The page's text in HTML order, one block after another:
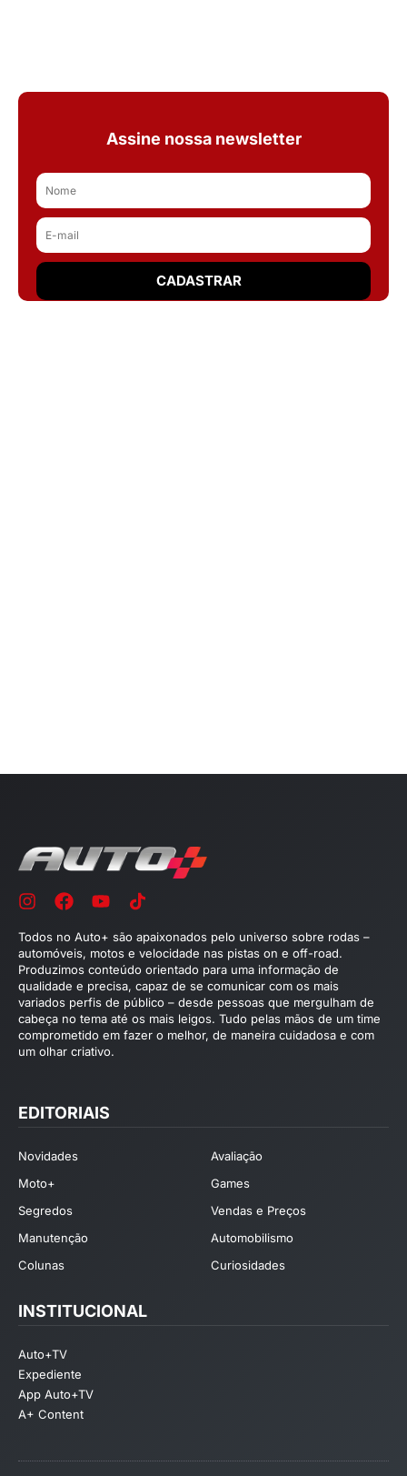
Assine nossa newsletter
Todos no Auto+ são apaixonados pelo universo sobre rodas –
automóveis, motos e velocidade nas pistas on e off-road.
Produzimos conteúdo orientado para uma informação de
qualidade e precisa, capaz de se comunicar com os mais
variados perfis de público – desde pessoas que mergulham de
cabeça no tema até os mais leigos. Tudo pelas mãos de um time
comprometido em fazer o melhor, de maneira cuidadosa e com
um olhar criativo.
EDITORIAIS
Novidades
Avaliação
Moto+
Games
Segredos
Vendas e Preços
Manutenção
Automobilismo
Colunas
Curiosidades
INSTITUCIONAL
Auto+TV
Expediente
App Auto+TV
A+ Content